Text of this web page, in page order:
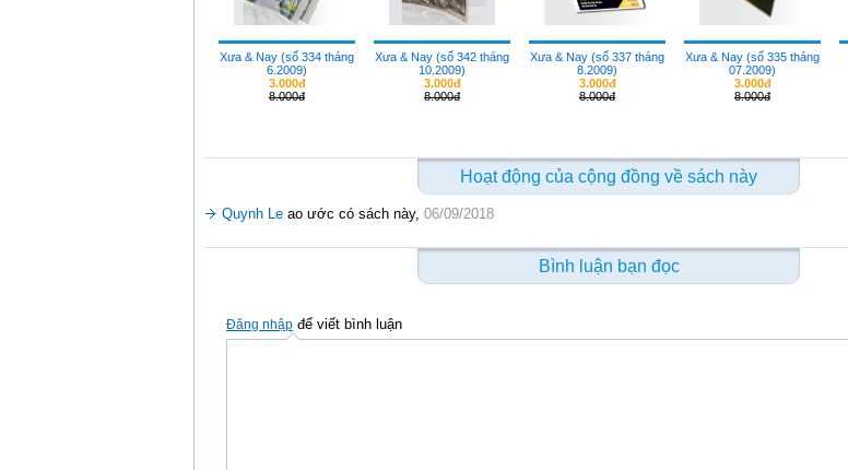
Xưa & Nay (số 334 tháng
6.2009)
3.000đ
8.000đ
Xưa & Nay (số 342 tháng
10.2009)
3.000đ
8.000đ
Xưa & Nay (số 337 tháng
8.2009)
3.000đ
8.000đ
Xưa & Nay (số 335 tháng
07.2009)
3.000đ
8.000đ
Hoạt động của cộng đồng về sách này
Quynh Leao ước có sách này, 06/09/2018
Bình luận bạn đọc
Đăng nhập để viết bình luận